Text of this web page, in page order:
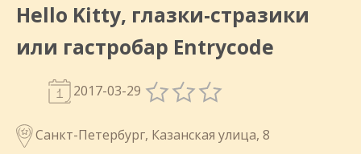
Hello Kitty, глазки-стразики
или гастробар Entrycode
2017-03-29
Санкт-Петербург, Казанская улица, 8